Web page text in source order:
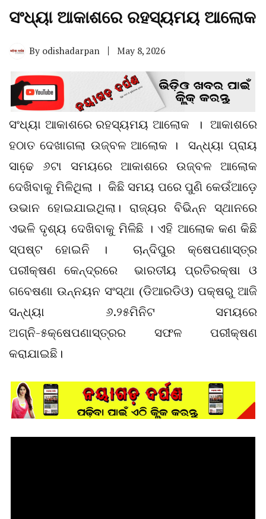
ସଂଧ୍ୟା ଆକାଶରେ ରହସ୍ୟମୟ ଆଲୋକ
By odishadarpan May 8, 2026
ସଂଧ୍ୟା ଆକାଶରେ ରହସ୍ୟମୟ ଆଲୋକ । ଆକାଶରେ
ହଠାତ ଦେଖାଗଲା ଉଜ୍ବଳ ଆଲୋକ । ସନ୍ଧ୍ୟା ପ୍ରାୟ
ସାଢେ଼ ୬ଟା ସମୟରେ ଆକାଶରେ ଉଜ୍ବଳ ଆଲୋକ
ଦେଖିବାକୁ ମିଳିଥିଲା । କିଛି ସମୟ ପରେ ପୁଣି କେଉଁଆଡ଼େ
ଉଭାନ ହୋଇଯାଇଥିଲା। ରାଜ୍ୟର ବିଭିନ୍ନ ସ୍ଥାନରେ
ଏଭଳି ଦୃଶ୍ୟ ଦେଖିବାକୁ ମିଳିଛି । ଏହି ଆଲୋକ କଣ କିଛି
ସ୍ପଷ୍ଟ ହୋଇନି । ଚାନ୍ଦିପୁର କ୍ଷେପଣାସ୍ତ୍ର
ପରୀକ୍ଷଣ କେନ୍ଦ୍ରରେ ଭାରତୀୟ ପ୍ରତିରକ୍ଷା ଓ
ଗବେଷଣା ଉନ୍ନୟନ ସଂସ୍ଥା (ଡିଆରଡିଓ) ପକ୍ଷରୁ ଆଜି
ସନ୍ଧ୍ୟା ୬.୨୫ମିନିଟ ସମୟରେ
ଅଗ୍ନି-୫କ୍ଷେପଣାସ୍ତ୍ରର ସଫଳ ପରୀକ୍ଷଣ
କରାଯାଇଛି।